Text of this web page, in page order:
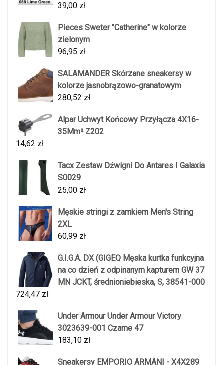
39,00 zł
Pieces Sweter "Catherine" w kolorze
zielonym
96,95 zł
SALAMANDER Skórzane sneakersy w
kolorze jasnobrązowo-granatowym
280,52 zł
Alpar Uchwyt Końcowy Przyłącza 4X16-
35Mm² Z202
14,62 zł
Tacx Zestaw Dźwigni Do Antares I Galaxia
S0029
25,00 zł
Męskie stringi z zamkiem Men's String
2XL
60,99 zł
G.I.G.A. DX (GIGEQ Męska kurtka funkcyjna
na co dzień z odpinanym kapturem GW 37
MN JCKT, średnioniebieska, S, 38541-000
724,47 zł
Under Armour Under Armour Victory
3023639-001 Czarne 47
183,10 zł
Sneakersy EMPORIO ARMANI - X4X289